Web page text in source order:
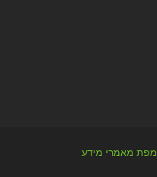
מפת מאמרי מידע